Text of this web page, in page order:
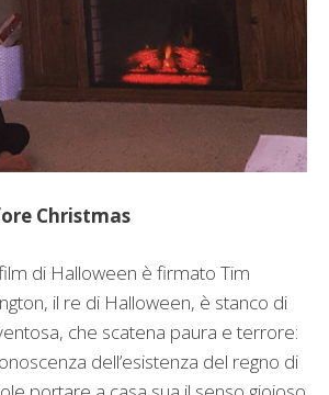
Christmas
di Halloween è firmato Tim
il re di Halloween, è stanco di
che scatena paura e terrore:
dell’esistenza del regno di